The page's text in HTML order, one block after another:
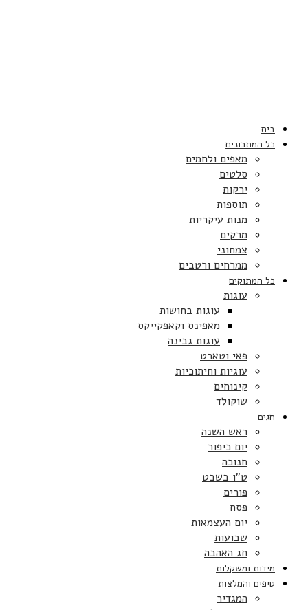
בית
כל המתכונים
מאפים ולחמים
סלטים
ירקות
תוספות
מנות עיקריות
מרקים
צמחוני
ממרחים ורטבים
כל המתוקים
עוגות
עוגות בחושות
מאפינס וקאפקייקס
עוגות גבינה
פאי וטארט
עוגיות וחיתוכיות
קינוחים
שוקולד
חגים
ראש השנה
יום כיפור
חנוכה
ט”ו בשבט
פורים
פסח
יום העצמאות
שבועות
חג האהבה
מידות ומשקלות
טיפים והמלצות
המגדיר